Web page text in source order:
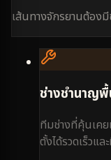
เส้นทางจักรยานต้อ
ช่างชำนาญ
ทีมช่างที่คุ้นเค
ตั้งได้รวดเร็วแ